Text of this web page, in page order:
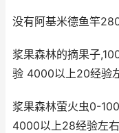
没有阿基米德鱼竿
浆果森林的摘果子
验 4000以上20经验
浆果森林萤火虫0-
4000以上28经验左右